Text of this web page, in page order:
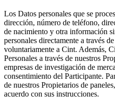
Los Datos personales que se
dirección, número de teléfono,
de nacimiento y otra información
personales directamente a través
voluntariamente a Cint. Además,
Personales a través de nuestros
empresas de investigación de
consentimiento del Participante.
de nuestros Propietarios de
acuerdo con sus instrucciones.